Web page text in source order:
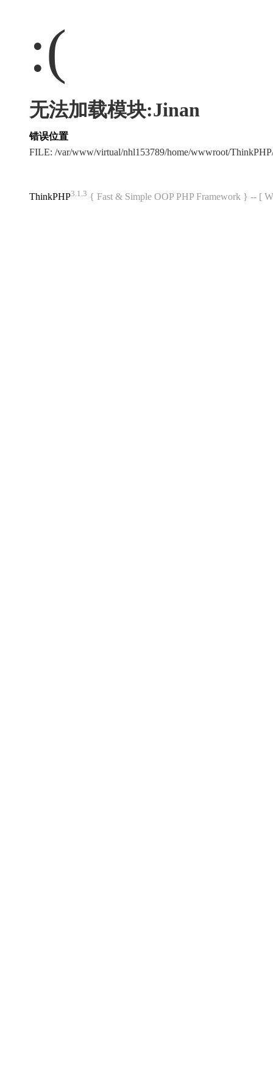
:(
无法加载模块:Jinan
错误位置
FILE: /var/www/virtual/nhl153789/home/wwwroot/
ThinkPHP3.1.3 { Fast & Simple OOP PHP Framework } -- [